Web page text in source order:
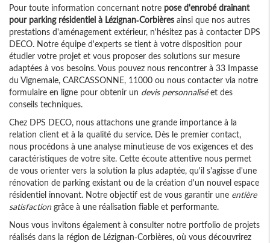
Pour toute information concernant notre pose d'enrobé drainant
pour parking résidentiel à Lézignan-Corbières ainsi que nos autres
prestations d'aménagement extérieur, n'hésitez pas à contacter DPS
DECO. Notre équipe d'experts se tient à votre disposition pour
étudier votre projet et vous proposer des solutions sur mesure
adaptées à vos besoins. Vous pouvez nous rencontrer à 33 Impasse
du Vignemale, CARCASSONNE, 11000 ou nous contacter via notre
formulaire en ligne pour obtenir un devis personnaliséet des
conseils techniques.
Chez DPS DECO, nous attachons une grande importance à la
relation client et à la qualité du service. Dès le premier contact,
nous procédons à une analyse minutieuse de vos exigences et des
caractéristiques de votre site. Cette écoute attentive nous permet
de vous orienter vers la solution la plus adaptée, qu'il s'agisse d'une
rénovation de parking existant ou de la création d'un nouvel espace
résidentiel innovant. Notre objectif est de vous garantir une entière
satisfaction grâce à une réalisation fiable et performante.
Nous vous invitons également à consulter notre portfolio de projets
réalisés dans la région de Lézignan-Corbières, où vous découvrirez